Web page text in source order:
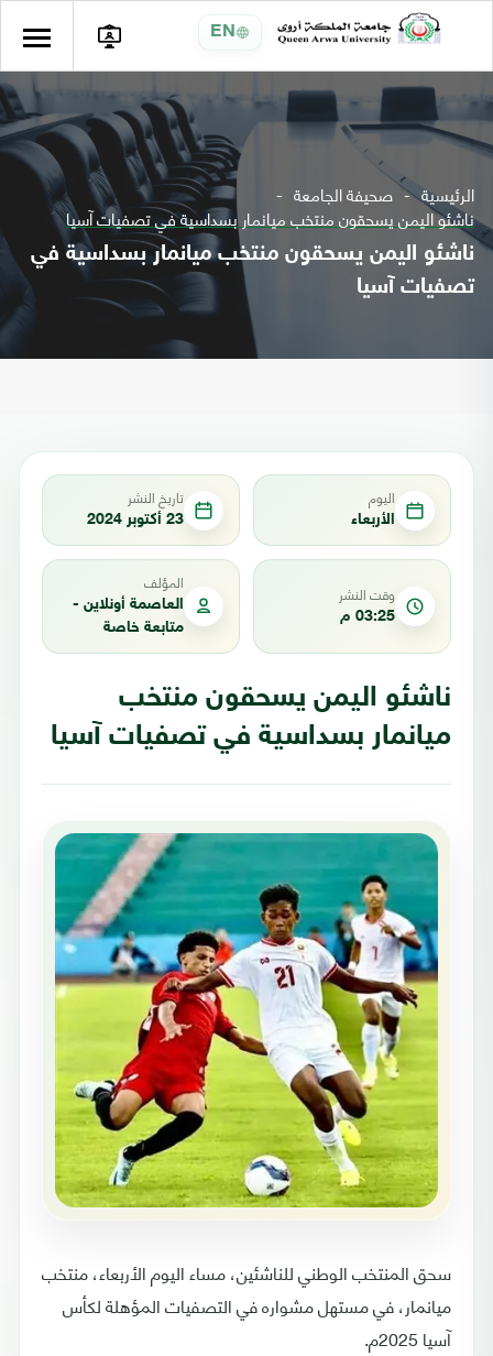
EN
الرئيسية صحيفة الجامعة
ناشئو اليمن يسحقون منتخب ميانمار بسداسية في تصفيات آسيا
ناشئو اليمن يسحقون منتخب ميانمار بسداسية في
تصفيات آسيا
اليوم
الأربعاء
تاريخ النشر
23 أكتوبر 2024
وقت النشر
03:25 م
المؤلف
العاصمة أونلاين -
متابعة خاصة
ناشئو اليمن يسحقون منتخب
ميانمار بسداسية في تصفيات آسيا
سحق المنتخب الوطني للناشئين، مساء اليوم الأربعاء، منتخب
ميانمار، في مستهل مشواره في التصفيات المؤهلة لكأس
آسيا 2025م.